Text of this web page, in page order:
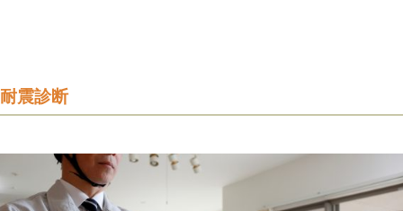
耐震診断